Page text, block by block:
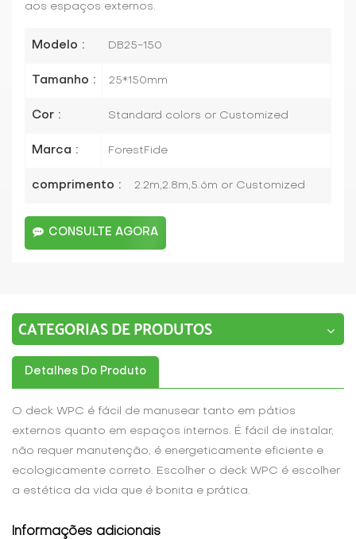
aos espaços externos.
Modelo : DB25-150
Tamanho : 25*150mm
Cor : Standard colors or Customized
Marca : ForestFide
comprimento : 2.2m,2.8m,5.6m or Customized
CONSULTE AGORA
CATEGORIAS DE PRODUTOS
Detalhes Do Produto
O deck WPC é fácil de manusear tanto em pátios
externos quanto em espaços internos. É fácil de instalar,
não requer manutenção, é energeticamente eficiente e
ecologicamente correto. Escolher o deck WPC é escolher
a estética da vida que é bonita e prática.
Informações adicionais